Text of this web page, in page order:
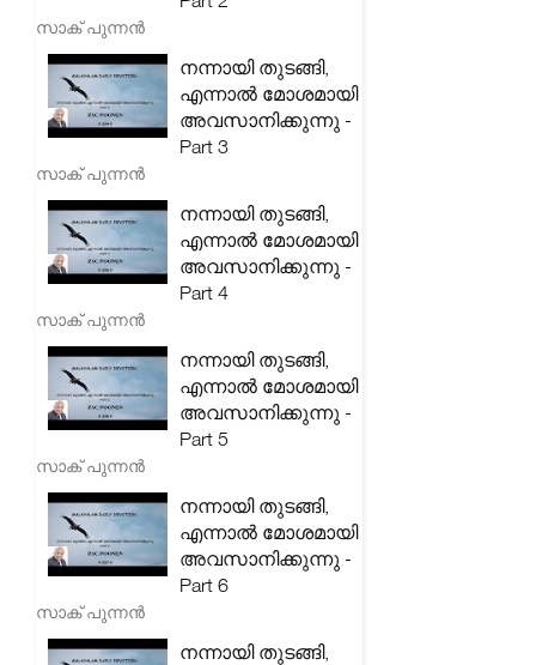
സാക് പുന്നൻ
നന്നായി തുടങ്ങി,
എന്നാൽ മോശമായി
അവസാനിക്കുന്നു -
Part 3
സാക് പുന്നൻ
നന്നായി തുടങ്ങി,
എന്നാൽ മോശമായി
അവസാനിക്കുന്നു -
Part 4
സാക് പുന്നൻ
നന്നായി തുടങ്ങി,
എന്നാൽ മോശമായി
അവസാനിക്കുന്നു -
Part 5
സാക് പുന്നൻ
നന്നായി തുടങ്ങി,
എന്നാൽ മോശമായി
അവസാനിക്കുന്നു -
Part 6
സാക് പുന്നൻ
നന്നായി തുടങ്ങി,